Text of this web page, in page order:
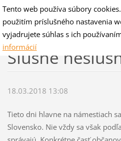
V-hano flog & blog
Fotografie pre potešenie,slovo na
Slušne
18.03.2018 13:08
Tieto dni hlavne na námestiach
Slovensko. Nie vždy sa však
Tento web používa súbory
použitím príslušného nastavenia
vyjadrujete súhlas s ich
informácií